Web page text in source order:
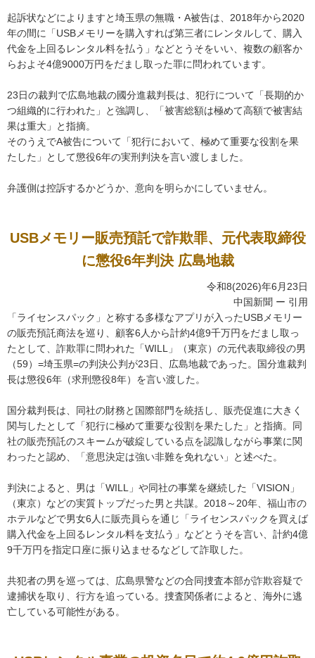
起訴状などによりますと埼玉県の無職・A被告は、2018年から2020
年の間に「USBメモリーを購入すれば第三者にレンタルして、購入
代金を上回るレンタル料を払う」などとうそをいい、複数の顧客か
らおよそ4億9000万円をだまし取った罪に問われています。
23日の裁判で広島地裁の國分進裁判長は、犯行について「長期的か
つ組織的に行われた」と強調し、「被害総額は極めて高額で被害結
果は重大」と指摘。
そのうえでA被告について「犯行において、極めて重要な役割を果
たした」として懲役6年の実刑判決を言い渡しました。
弁護側は控訴するかどうか、意向を明らかにしていません。
USBメモリー販売預託で詐欺罪、元代表取締役
に懲役6年判決 広島地裁
令和8(2026)年6月23日
中国新聞 ー 引用
「ライセンスパック」と称する多様なアプリが入ったUSBメモリー
の販売預託商法を巡り、顧客6人から計約4億9千万円をだまし取っ
たとして、詐欺罪に問われた「WILL」（東京）の元代表取締役の男
（59）=埼玉県=の判決公判が23日、広島地裁であった。国分進裁判
長は懲役6年（求刑懲役8年）を言い渡した。
国分裁判長は、同社の財務と国際部門を統括し、販売促進に大きく
関与したとして「犯行に極めて重要な役割を果たした」と指摘。同
社の販売預託のスキームが破綻している点を認識しながら事業に関
わったと認め、「意思決定は強い非難を免れない」と述べた。
判決によると、男は「WILL」や同社の事業を継続した「VISION」
（東京）などの実質トップだった男と共謀。2018～20年、福山市の
ホテルなどで男女6人に販売員らを通じ「ライセンスパックを買えば
購入代金を上回るレンタル料を支払う」などとうそを言い、計約4億
9千万円を指定口座に振り込ませるなどして詐取した。
共犯者の男を巡っては、広島県警などの合同捜査本部が詐欺容疑で
逮捕状を取り、行方を追っている。捜査関係者によると、海外に逃
亡している可能性がある。